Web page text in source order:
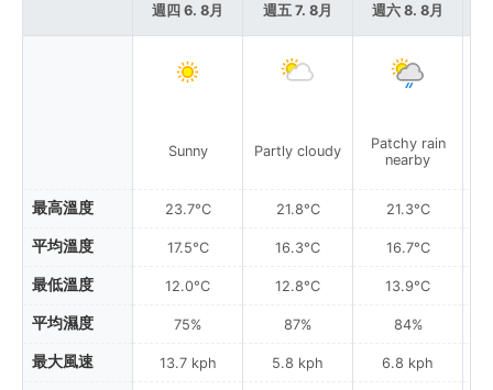
最高溫度
平均溫度
最低溫度
平均濕度
最大風速
週四 6. 8月
Sunny
23.7°C
17.5°C
12.0°C
75%
13.7 kph
週五 7. 8月
Partly cloudy
21.8°C
16.3°C
12.8°C
87%
5.8 kph
週六 8. 8月
Patchy rain
nearby
21.3°C
16.7°C
13.9°C
84%
6.8 kph